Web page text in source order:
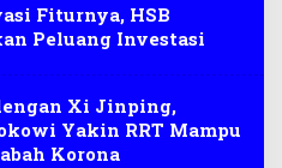
Fiturnya, HSB
Peluang Investasi
Xi Jinping,
Yakin RRT Mampu
Korona